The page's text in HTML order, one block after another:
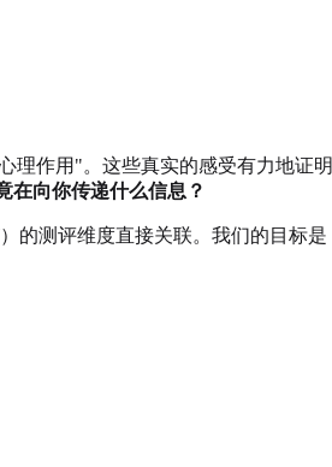
作用"。这些真实的感受有力地证
在向你传递什么信息？
测评维度直接关联。我们的目标